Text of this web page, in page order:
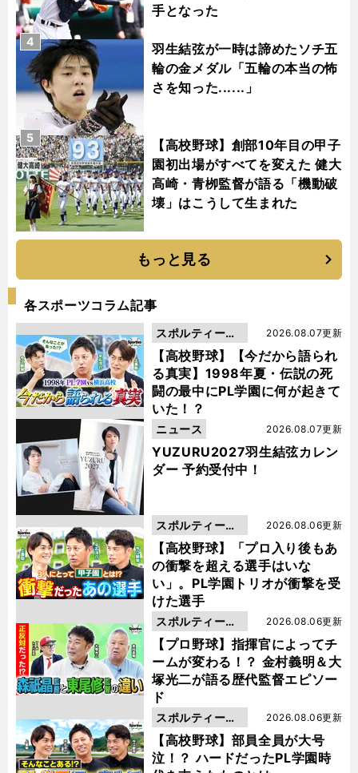
手となった
羽生結弦が一時は諦めたソチ五
輪の金メダル「五輪の本当の怖
さを知った......」
4
【高校野球】創部10年目の甲子
園初出場がすべてを変えた 健大
高崎・青栁監督が語る「機動破
壊」はこうして生まれた
5
もっと見る
各スポーツコラム記事
【高校野球】【今だから語られ
る真実】1998年夏・伝説の死
闘の最中にPL学園に何が起きて
いた！？
2026.08.07更新
スポルティーバ
動画
YUZURU2027羽生結弦カレン
ダー 予約受付中！
2026.08.07更新
ニュース
【高校野球】「プロ入り後もあ
の衝撃を超える選手はいな
い」。PL学園トリオが衝撃を受
けた選手
2026.08.06更新
スポルティーバ
動画
【プロ野球】指揮官によってチ
ームが変わる！？ 金村義明＆大
塚光二が語る歴代監督エピソー
ド
2026.08.06更新
スポルティーバ
動画
【高校野球】部員全員が大号
泣！？ ハードだったPL学園時
2026.08.06更新
スポルティーバ
動画